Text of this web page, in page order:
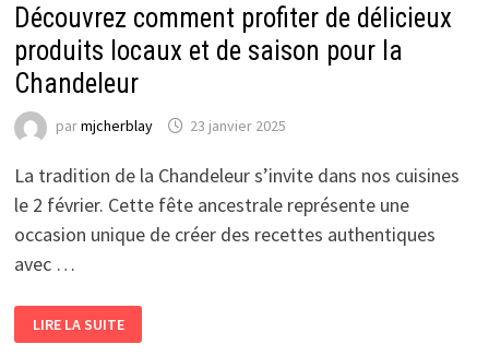
Découvrez comment profiter de délicieux
produits locaux et de saison pour la
Chandeleur
parmjcherblay 23 janvier 2025
La tradition de la Chandeleur s’invite dans nos cuisines
le 2 février. Cette fête ancestrale représente une
occasion unique de créer des recettes authentiques
avec …
COMMENT
PROFITER
LIRE LA SUITE